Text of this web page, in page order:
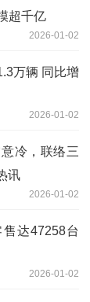
超千亿
2026-01-02
万辆 同比增
2026-01-02
冷，联络三
讯
2026-01-02
达47258台
2026-01-02